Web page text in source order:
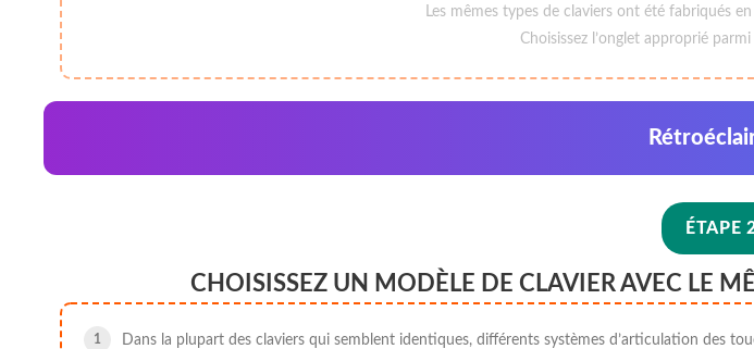
Les mêmes types de claviers ont été fabriqués
Choisissez l’onglet approprié
ÉTAPE
CHOISISSEZ UN MODÈLE DE CLAVIER AVEC LE
Dans la plupart des claviers qui semblent identiques, différents systèmes d’articulation des